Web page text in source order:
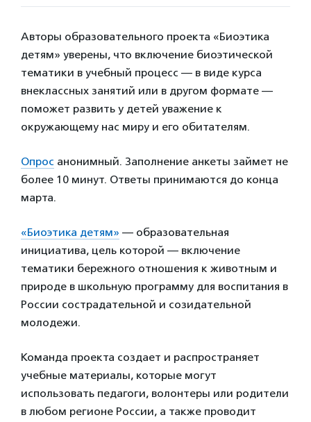
Авторы образовательного проекта «Биоэтика
детям» уверены, что включение биоэтической
тематики в учебный процесс — в виде курса
внеклассных занятий или в другом формате —
поможет развить у детей уважение к
окружающему нас миру и его обитателям.
Опрос анонимный. Заполнение анкеты займет не
более 10 минут. Ответы принимаются до конца
марта.
«Биоэтика детям» — образовательная
инициатива, цель которой — включение
тематики бережного отношения к животным и
природе в школьную программу для воспитания в
России сострадательной и созидательной
молодежи.
Команда проекта создает и распространяет
учебные материалы, которые могут
использовать педагоги, волонтеры или родители
в любом регионе России, а также проводит